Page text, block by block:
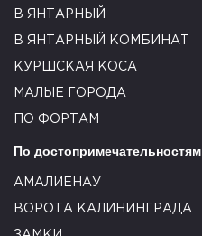
В ЯНТАРНЫЙ
В ЯНТАРНЫЙ КОМБИНАТ
КУРШСКАЯ КОСА
МАЛЫЕ ГОРОДА
ПО ФОРТАМ
По достопримечательностям
АМАЛИЕНАУ
ВОРОТА КАЛИНИНГРАДА